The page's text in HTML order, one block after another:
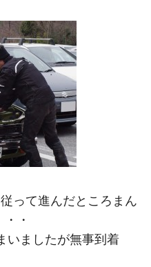
って進んだところまん
・
いましたが無事到着